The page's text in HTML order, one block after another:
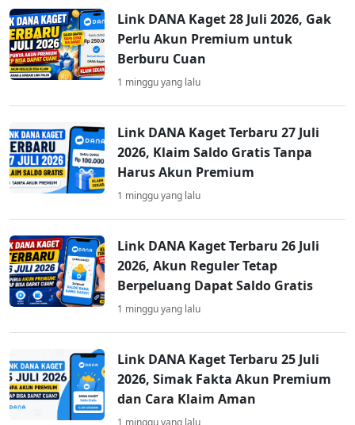
Link DANA Kaget 28 Juli 2026, Gak
Perlu Akun Premium untuk
Berburu Cuan
1 minggu yang lalu
Link DANA Kaget Terbaru 27 Juli
2026, Klaim Saldo Gratis Tanpa
Harus Akun Premium
1 minggu yang lalu
Link DANA Kaget Terbaru 26 Juli
2026, Akun Reguler Tetap
Berpeluang Dapat Saldo Gratis
1 minggu yang lalu
Link DANA Kaget Terbaru 25 Juli
2026, Simak Fakta Akun Premium
dan Cara Klaim Aman